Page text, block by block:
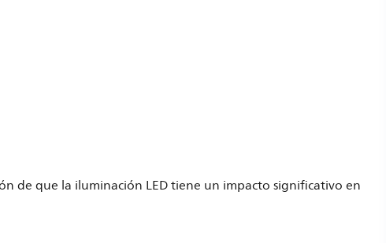
de que la iluminación LED tiene un impacto significativo en